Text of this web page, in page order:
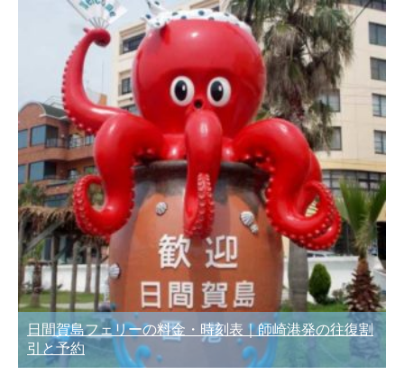
日間賀島フェリーの料金・時刻表｜師崎港発の往復割
引と予約